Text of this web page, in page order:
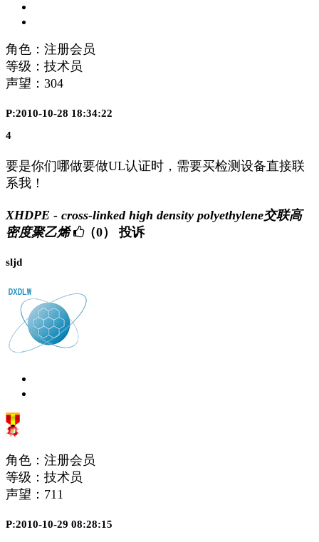
角色：注册会员
等级：技术员
声望： 304
P:2010-10-28 18:34:22
4
要是你们哪做要做UL认证时，需要买检测设备直接联
系我！
XHDPE - cross-linked high density polyethylene交联高
密度聚乙烯
（0） 投诉
sljd
角色：注册会员
等级：技术员
声望： 711
P:2010-10-29 08:28:15